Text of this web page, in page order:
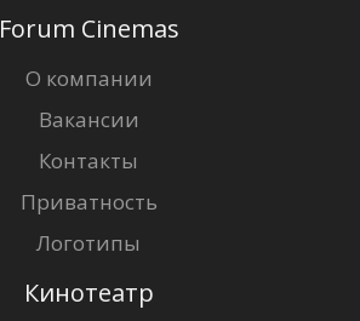
Forum Cinemas
О компании
Вакансии
Контакты
Приватность
Логотипы
Кинотеатр